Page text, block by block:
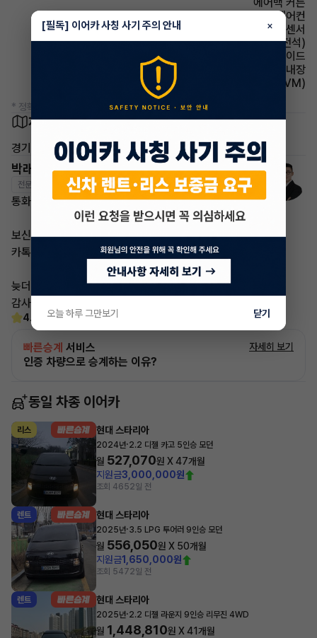
에어컨 풀오토에어컨
주차보조 전방감지센서
시트 전동시트(운전석)
에어백 사이드
스티어링휠 열선내장
주차보조 어라운드뷰(AVM)
* 정확한 정보는 판매자와 반드시 확인하시기 바랍니다.
차량 위치
경기 수원시 팔달구 우만동
박래철 매니저
전문교육수료 자격인증완료
통화가 부재중 이더라도
보신 차량 차량번호
카톡 남겨주시면
늦더라도 답변 드리도록 하겠습니다
감사합니다
4.6 (15)
빠른승계 서비스
인증 차량으로 승계하는 이유?
자세히 보기
동일 차종 이어카
리스 현대 스타리아
2024년·2.2 디젤 카고 5인승 모던
월 527,070원 X47개월
지원금3,000,000원
조회 4652일 전
렌트 현대 스타리아
2025년·3.5 LPG 투어러 9인승 모던
월 556,050원 X 50개월
지원금1,650,000원
조회 5472일 전
렌트 현대 스타리아
2025년·2.2 디젤 라운지 9인승 리무진 4WD
월 1,448,810원 X41개월
[필독] 이어카 사칭 사기 주의 안내 ×
오늘 하루 그만보기 닫기